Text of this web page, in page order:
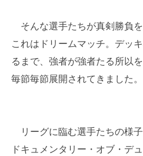
そんな選手たちが真剣勝負
これはドリームマッチ。デッ
るまで、強者が強者たる所以
毎節毎節展開されてきました。
リーグに臨む選手たちの様
ドキュメンタリー・オブ・デ